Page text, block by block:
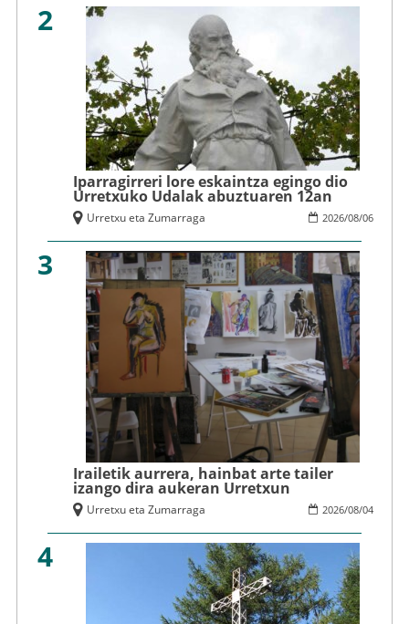
2
Iparragirreri lore eskaintza egingo dio
Urretxuko Udalak abuztuaren 12an
2026/08/06
Urretxu eta Zumarraga
3
Irailetik aurrera, hainbat arte tailer
izango dira aukeran Urretxun
2026/08/04
Urretxu eta Zumarraga
4